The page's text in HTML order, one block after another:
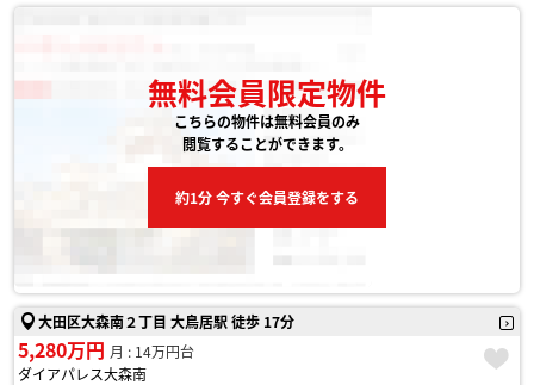
無料会員限定物件
こちらの物件は無料会員のみ
閲覧することができます。
約1分 今すぐ会員登録をする
大田区大森南２丁目 大鳥居駅 徒歩 17分
5,280万円 月 : 14万円台
ダイアパレス大森南